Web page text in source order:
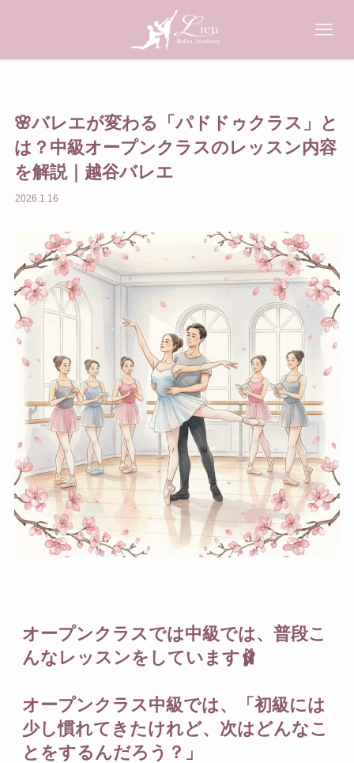
SCHEDULE スケジュール
PRICE 料金
NEWS お知らせ
CONTACT お問い合わせ
🌸バレエが変わる「パドドゥクラス」と
は？中級オープンクラスのレッスン内容
を解説｜越谷バレエ
2026.1.16
オープンクラスでは中級では、普段こ
んなレッスンをしています🩰
オープンクラス中級では、「初級には
少し慣れてきたけれど、次はどんなこ
とをするんだろう？」